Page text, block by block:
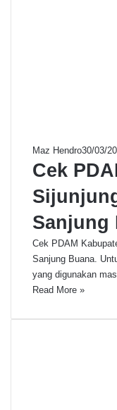
Maz Hendro30/03/
Cek
Sanjung
Cek PDAM
Sanjung Buana.
yang digunakan
Read More »